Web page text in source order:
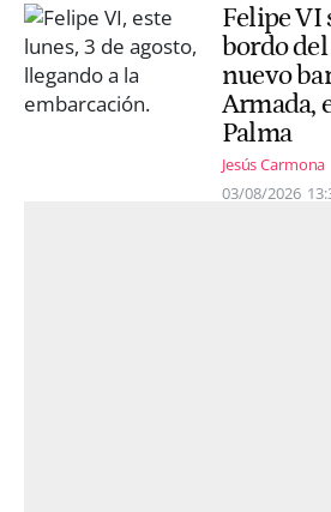
Felipe VI
bordo
nuevo
Armada,
Palma
Jesús Carmona
03/08/2026